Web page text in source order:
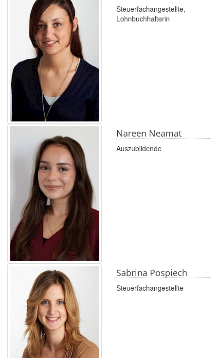
Steuerfachangestellte,
Lohnbuchhalterin
Nareen Neamat
Auszubildende
Sabrina Pospiech
Steuerfachangestellte